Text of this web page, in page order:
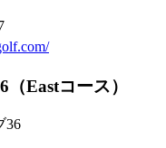
Eastコース）